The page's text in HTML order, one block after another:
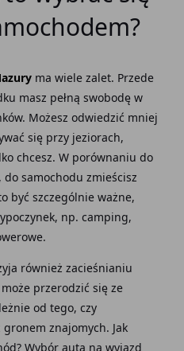
ma wiele zalet. Przede
masz pełną swobodę w
Możesz odwiedzić mniej
się przy jeziorach,
chcesz. W porównaniu do
samochodu zmieścisz
być szczególnie ważne,
np. camping,
również zacieśnianiu
przerodzić się ze
od tego, czy
znajomych. Jak
Wybór auta na wyjazd